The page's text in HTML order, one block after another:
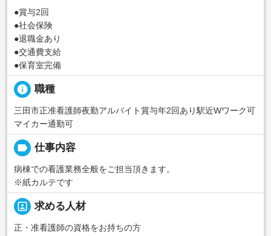
●賞与2回
●社会保険
●退職金あり
●交通費支給
●保育室完備
info 職種
三田市正准看護師夜勤アルバイト賞与年2回あり駅近Wワーク可
マイカー通勤可
label 仕事内容
病棟での看護業務全般をご担当頂きます。
※紙カルテです
portrait 求める人材
正・准看護師の資格をお持ちの方